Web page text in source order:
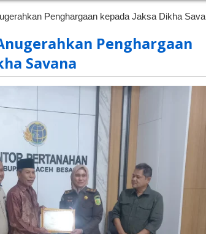
Penghargaan kepada Jaksa Dikha
Penghargaan
Savana